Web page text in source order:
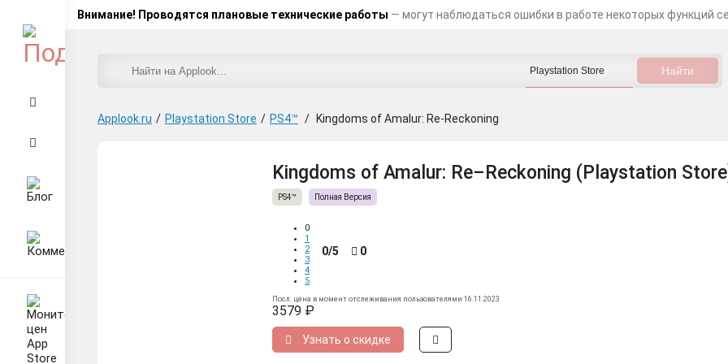
Внимание! Проводятся плановые технические работы — могут наблюдаться ошибки в работе некоторых функций
Applook.ru / Playstation Store / PS4™ / Kingdoms of Amalur: Re-Reckoning
Kingdoms of Amalur: Re–Reckoning (Playstation
PS4™ Полная Версия
0
1
2
3
4
5
0/5 0
Посл. цена в момент отслеживания пользователями 16.11.2023
3579 ₽
Узнать о скидке